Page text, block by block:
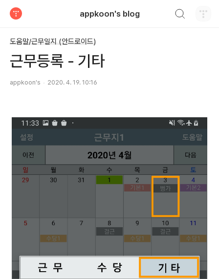
appkoon's blog
도움말/근무일지 (안드로이드)
근무등록 - 기타
appkoon's 2020. 4. 19. 10:16